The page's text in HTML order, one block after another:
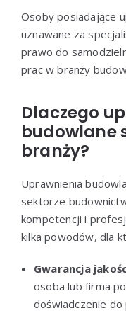
Osoby posiadające
uznawane za
prawo do
prac w branży
Dlaczego
budowlane
branży?
Uprawnienia
sektorze
kompetencji i
kilka powodów, dla
Gwarancja
osoba lub firma
doświadczenie